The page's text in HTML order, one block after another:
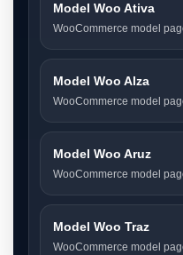
Model Woo Ativa
WooCommerce model
Model Woo Alza
WooCommerce model
Model Woo Aruz
WooCommerce model
Model Woo Traz
WooCommerce model